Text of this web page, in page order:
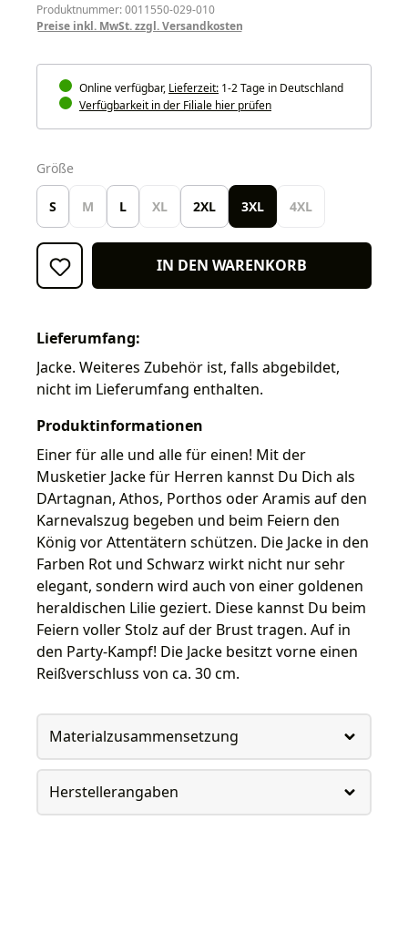
Produktnummer: 0011550-029-010
Preise inkl. MwSt. zzgl. Versandkosten
Online verfügbar, Lieferzeit: 1-2 Tage in Deutschland
Verfügbarkeit in der Filiale hier prüfen
Größe
S M L XL 2XL 3XL 4XL
IN DEN WARENKORB
Lieferumfang:
Jacke. Weiteres Zubehör ist, falls abgebildet,
nicht im Lieferumfang enthalten.
Produktinformationen
Einer für alle und alle für einen! Mit der
Musketier Jacke für Herren kannst Du Dich als
DArtagnan, Athos, Porthos oder Aramis auf den
Karnevalszug begeben und beim Feiern den
König vor Attentätern schützen. Die Jacke in den
Farben Rot und Schwarz wirkt nicht nur sehr
elegant, sondern wird auch von einer goldenen
heraldischen Lilie geziert. Diese kannst Du beim
Feiern voller Stolz auf der Brust tragen. Auf in
den Party-Kampf! Die Jacke besitzt vorne einen
Reißverschluss von ca. 30 cm.
Materialzusammensetzung
Herstellerangaben